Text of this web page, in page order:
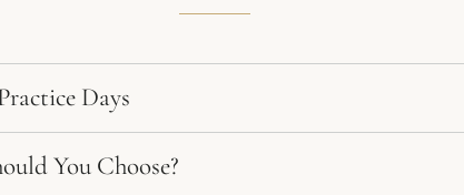
Days
You Choose?